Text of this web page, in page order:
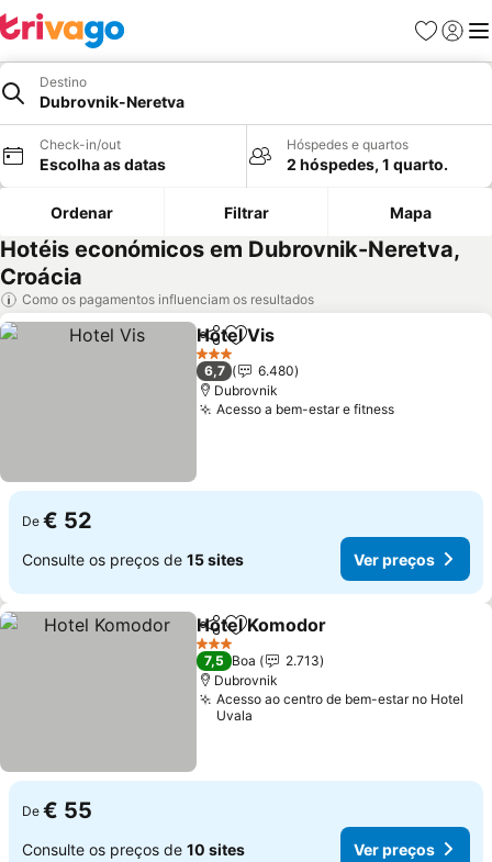
Favoritos
Iniciar
Destino
Dubrovnik-Neretva
Check-in/out
Escolha as datas
Hóspedes e quartos
2 hóspedes, 1 quarto.
Ordenar Filtrar Mapa
Hotéis económicos em Dubrovnik-Neretva,
Croácia
Como os pagamentos influenciam os resultados
PartilharAdicionar aos favoritos
Hotel Vis
3 Estrelas
6,7
6.480
Dubrovnik
Acesso a bem-estar e fitness
De € 52
Consulte os preços de 15 sites Ver preços
PartilharAdicionar aos favoritos
Hotel Komodor
3 Estrelas
7,5 Boa
2.713
Dubrovnik
Acesso ao centro de bem-estar no Hotel
Uvala
De € 55
Consulte os preços de 10 sites Ver preços